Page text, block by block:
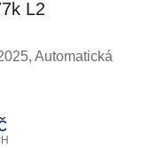
L2
Automatická